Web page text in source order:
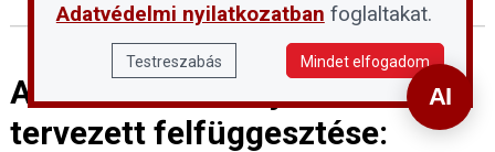
A devizahiteles eljárások
tervezett felfüggesztése:
Adatvédelmi nyilatkozatban foglaltakat.
Testreszabás Mindet elfogadom